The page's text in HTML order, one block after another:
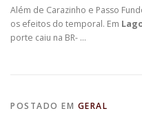
Além de Carazinho e Passo
os efeitos do temporal. Em
porte caiu na BR- …
POSTADO EM GERAL